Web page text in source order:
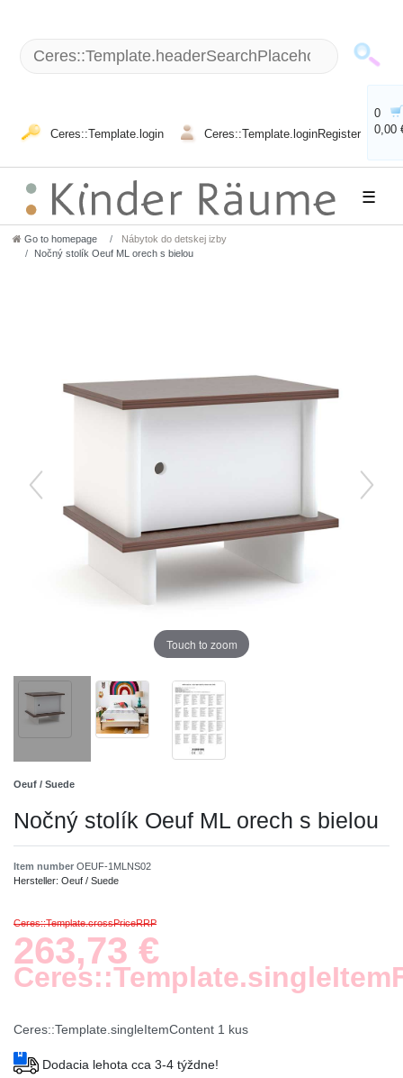
Ceres::Template.login Ceres::Template.loginRegister
0
0,00
☰
Go to homepage
Nábytok do detskej izby
Nočný stolík Oeuf ML orech s bielou
Touch to zoom
Oeuf / Suede
Nočný stolík Oeuf ML orech s bielou
Item number OEUF-1MLNS02
Hersteller: Oeuf / Suede
Ceres::Template.crossPriceRRP
263,73 €
Ceres::Template.singleItemContent 1 kus
Dodacia lehota cca 3-4 týždne!